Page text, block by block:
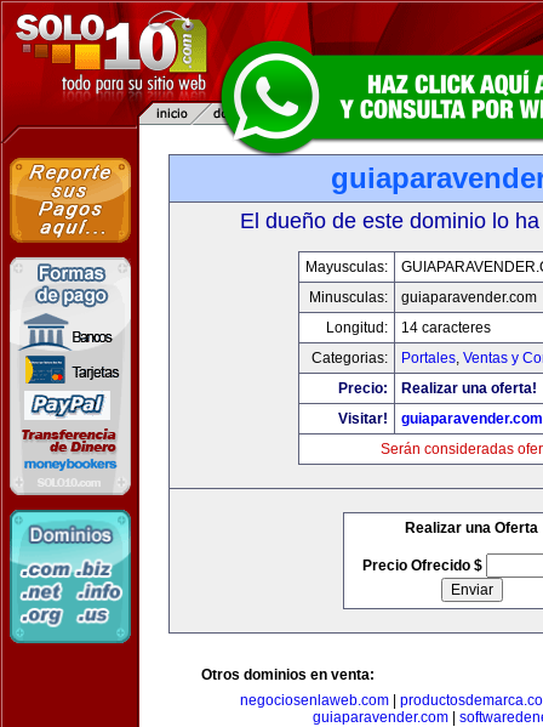
El dueño de este dominio lo
Mayusculas:
Minusculas:
guiaparavender.com
Longitud:
14 caracteres
Categorias:
Portales, Ventas y
Precio:
Realizar una oferta!
Visitar!
guiaparavender.com
Serán consideradas
Realizar una Oferta
Precio Ofrecido $
Otros dominios en venta:
negociosenlaweb.com
guiaparavender.com|